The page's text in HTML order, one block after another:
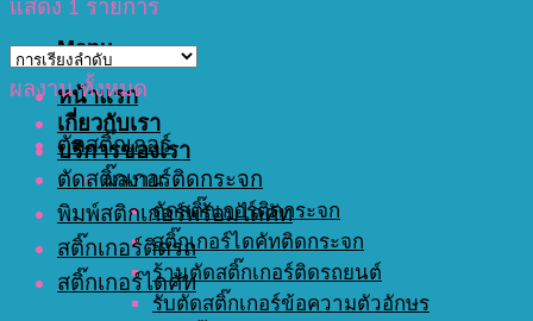
Menu
หน้าแรก
เกี่ยวกับเรา
บริการของเรา
ผลงาน
ตัดสติ๊กเกอร์ติดกระจก
สติ๊กเกอร์ไดคัทติดกระจก
ร้านตัดสติ๊กเกอร์ติดรถยนต์
รับตัดสติ๊กเกอร์ข้อความตัวอักษร
แสดง 1 รายการ
ผลงาน ทั้งหมด
ตัดสติ๊กเกอร์
ตัดสติ๊กเกอร์ติดกระจก
พิมพ์สติกเกอร์พร้อมไดคัท
สติ๊กเกอร์ติดรถ
สติ๊กเกอร์ไดคัท